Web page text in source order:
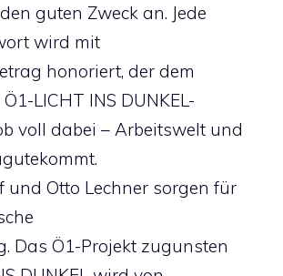
guten Zweck an. Jede
wird mit
honoriert, der dem
LICHT INS DUNKEL-
voll dabei – Arbeitswelt und
und Otto Lechner sorgen für
Das Ö1-Projekt zugunsten